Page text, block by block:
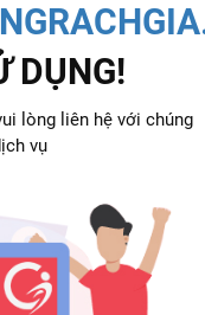
DỤNG!
lòng liên hệ với chúng
vụ